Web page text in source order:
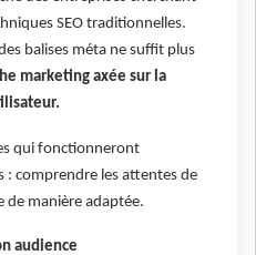
SEO traditionnelles.
balises méta ne suffit plus
marketing axée sur la
qui fonctionneront
: comprendre les attentes de
de manière adaptée.
audience